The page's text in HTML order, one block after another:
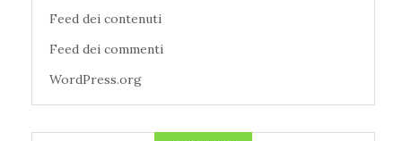
Feed dei contenuti
Feed dei commenti
WordPress.org